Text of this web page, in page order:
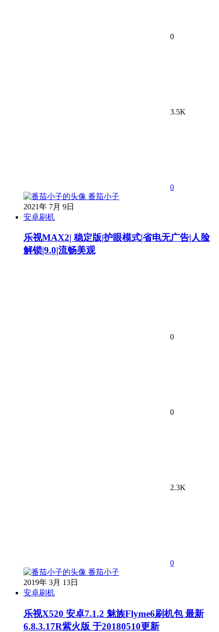
0
3.5K
0
番茄小子
2021年 7月 9日
安卓刷机
乐视MAX2| 稳定版|护眼模式|省电无广告|人脸
解锁|9.0|流畅美观
0
0
2.3K
0
番茄小子
2019年 3月 13日
安卓刷机
乐视X520 安卓7.1.2 魅族Flyme6刷机包 最新
6.8.3.17R紫火版 于20180510更新